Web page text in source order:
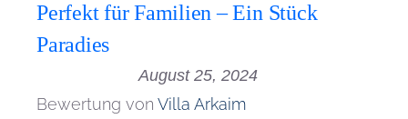
Perfekt für Familien – Ein Stück
Paradies
August 25, 2024
Bewertung von Villa Arkaim